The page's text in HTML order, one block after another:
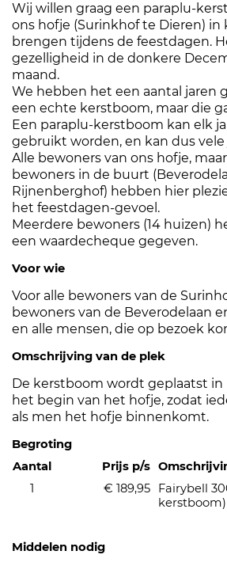
Wij willen graag een paraplu-
ons hofje (Surinkhof te Dieren) in
brengen tijdens de feestdagen.
gezelligheid in de donkere
maand.
We hebben het een aantal jaren
een echte kerstboom, maar die
Een paraplu-kerstboom kan elk
gebruikt worden, en kan dus vele
Alle bewoners van ons hofje,
bewoners in de buurt
Rijnenberghof) hebben hier
het feestdagen-gevoel.
Meerdere bewoners (14 huizen)
een waardecheque gegeven.
Voor wie
Voor alle bewoners van de
bewoners van de Beverodelaan
en alle mensen, die op bezoek
Omschrijving van de plek
De kerstboom wordt geplaatst in
het begin van het hofje, zodat
als men het hofje binnenkomt.
Begroting
Aantal
Prijs p/s
1
€ 189,95
Fairybell
kerstboom)
Middelen nodig